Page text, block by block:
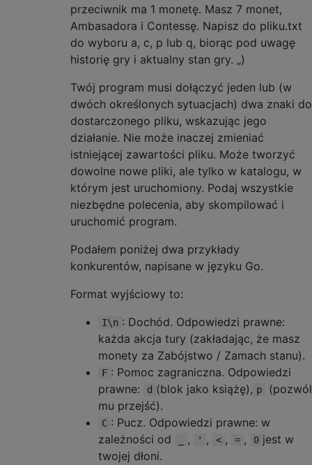
przeciwnik ma 1 monetę. Masz 7 monet,
Ambasadora i Contessę. Napisz do pliku.txt
do wyboru a, c, p lub q, biorąc pod uwagę
historię gry i aktualny stan gry. „)
Twój program musi dołączyć jeden lub (w
dwóch określonych sytuacjach) dwa znaki do
dostarczonego pliku, wskazując jego
działanie. Nie może inaczej zmieniać
istniejącej zawartości pliku. Może tworzyć
dowolne nowe pliki, ale tylko w katalogu, w
którym jest uruchomiony. Podaj wszystkie
niezbędne polecenia, aby skompilować i
uruchomić program.
Podałem poniżej dwa przykłady
konkurentów, napisane w języku Go.
Format wyjściowy to:
I\n : Dochód. Odpowiedzi prawne:
każda akcja tury (zakładając, że masz
monety za Zabójstwo / Zamach stanu).
F : Pomoc zagraniczna. Odpowiedzi
prawne:
d (blok jako książę), p
(pozwól
mu przejść).
C : Pucz. Odpowiedzi prawne: w
zależności od
, ' , < , = , 0 jest w
twojej dłoni.